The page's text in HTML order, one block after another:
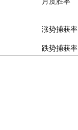
涨势捕获率
跌势捕获率